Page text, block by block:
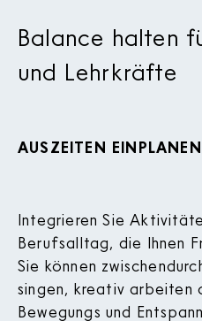
Balance halten
und Lehrkräfte
AUSZEITEN EINPLANEN
Integrieren Sie
Berufsalltag, die Ihnen
Sie können
singen, kreativ arbeiten
Bewegungs­ und